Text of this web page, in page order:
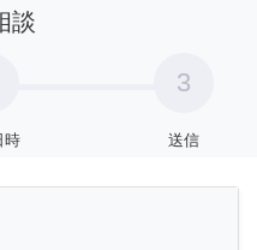
談
時
3
送信